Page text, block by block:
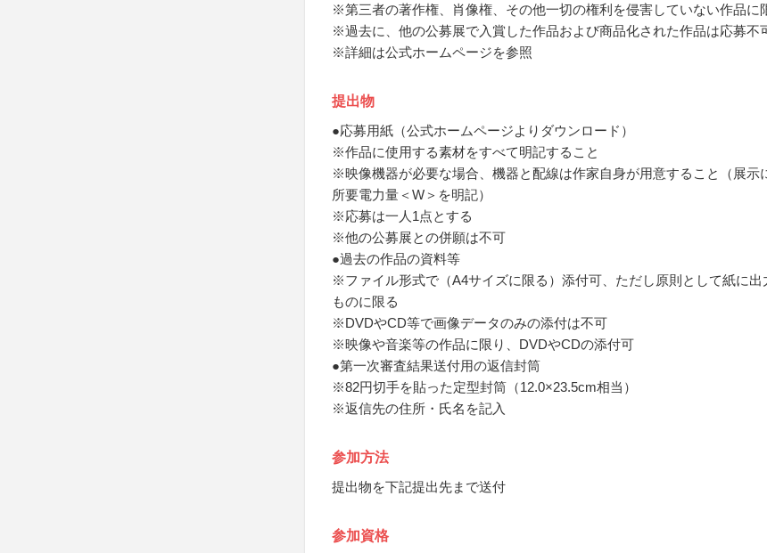
※第三者の著作権、肖像権、その他一切の権利を侵害していない作品に
※過去に、他の公募展で入賞した作品および商品化された作品は応募不
※詳細は公式ホームページを参照
提出物
●応募用紙（公式ホームページよりダウンロード）
※作品に使用する素材をすべて明記すること
※映像機器が必要な場合、機器と配線は作家自身が用意すること（展示
所要電力量＜W＞を明記）
※応募は一人1点とする
※他の公募展との併願は不可
●過去の作品の資料等
※ファイル形式で（A4サイズに限る）添付可、ただし原則として紙に出
ものに限る
※DVDやCD等で画像データのみの添付は不可
※映像や音楽等の作品に限り、DVDやCDの添付可
●第一次審査結果送付用の返信封筒
※82円切手を貼った定型封筒（12.0×23.5cm相当）
※返信先の住所・氏名を記入
参加方法
提出物を下記提出先まで送付
参加資格